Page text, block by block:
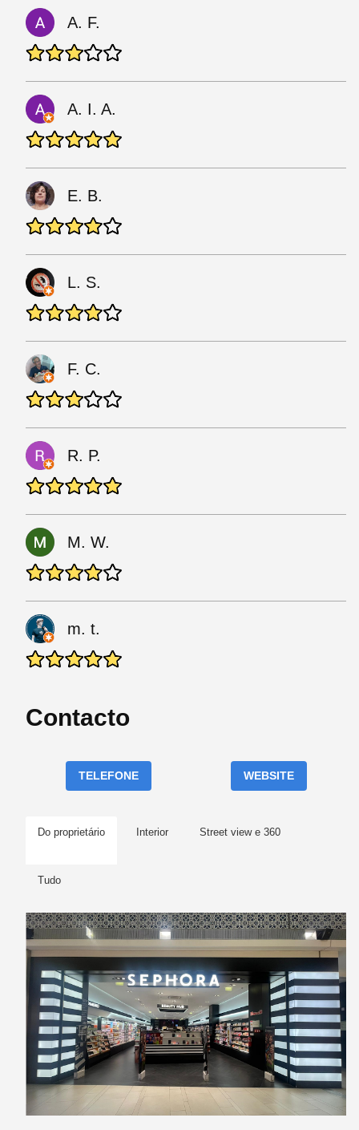
A. F.
A. I. A.
E. B.
L. S.
F. C.
R. P.
M. W.
m. t.
Contacto
TELEFONE WEBSITE
Do proprietário Interior Street view e 360
Tudo